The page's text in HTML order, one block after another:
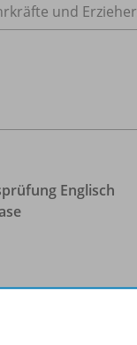
und
Englisch
Kundengruppen